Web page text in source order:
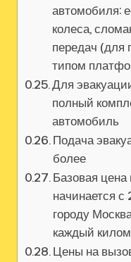
автомобиля:
колеса,
передач (для
типом
Для
полный
автомобиль
Подача
более
Базовая цена
начинается
городу
каждый
Цены на